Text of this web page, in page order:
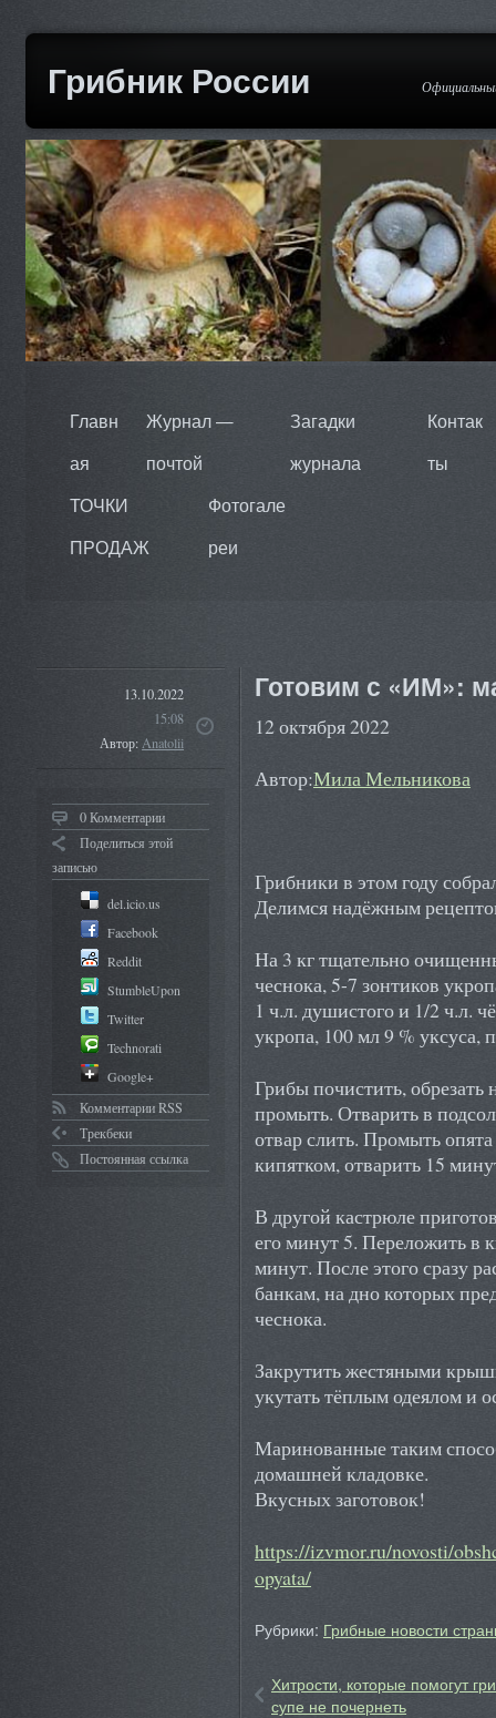
Грибник России
Главн
ая
Журнал —
почтой
Загадки
журнала
Контак
ты
ТОЧКИ
ПРОДАЖ
Фотогале
реи
13.10.2022
15:08
Автор:Anatolii
0 Комментарии
Поделиться этой
записью
del.icio.us
Facebook
Reddit
StumbleUpon
Twitter
Technorati
Google+
Комментарии RSS
Трекбеки
Постоянная ссылка
Готовим с «ИМ»:
12 октября 2022
Автор:Мила Мельникова
Грибники в этом году
Делимся надёжным
На 3 кг тщательно
чеснока, 5-7 зонтиков
1 ч.л. душистого и 1/2 ч.л.
укропа, 100 мл 9 % уксуса,
Грибы почистить,
промыть. Отварить в
отвар слить. Промыть
кипятком, отварить 15
В другой кастрюле
его минут 5. Переложить в
минут. После этого сразу
банкам, на дно которых
чеснока.
Закрутить жестяными
укутать тёплым одеялом и
Маринованные таким
домашней кладовке.
Вкусных заготовок!
https://izvmor.ru/novosti/
opyata/
Рубрики: Грибные новости
Хитрости, которые помогут
супе не почернеть